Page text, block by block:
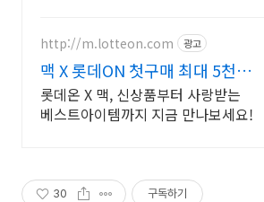
http://m.lotteon.com 광고
맥 X 롯데ON 첫구매 최대 5천원
혜택!
롯데온 X 맥, 신상품부터 사랑받는
베스트아이템까지 지금 만나보세요!
30 구독하기